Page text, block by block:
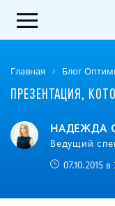
Главная Блог
ПРЕЗЕНТАЦИЯ,
НАДЕЖДА
Ведущий
07.10.2015 в